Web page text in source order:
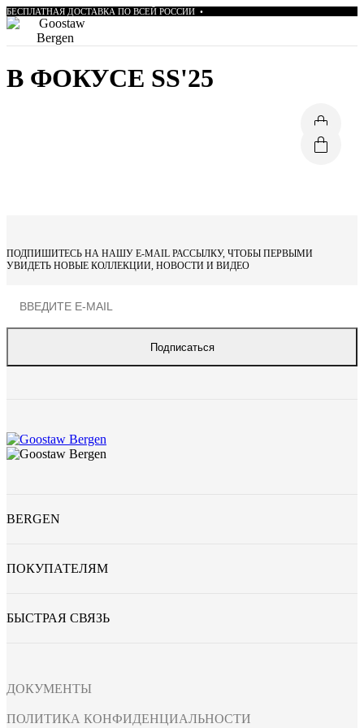
БЕСПЛАТНАЯ ДОСТАВКА ПО ВСЕЙ РОССИИ •
В ФОКУСЕ SS'25
ПОДПИШИТЕСЬ НА НАШУ E‑MAIL РАССЫЛКУ, ЧТОБЫ ПЕРВЫМИ
УВИДЕТЬ НОВЫЕ КОЛЛЕКЦИИ, НОВОСТИ И ВИДЕО
Подписаться
BERGEN
ПОКУПАТЕЛЯМ
БЫСТРАЯ СВЯЗЬ
ДОКУМЕНТЫ
ПОЛИТИКА КОНФИДЕНЦИАЛЬНОСТИ